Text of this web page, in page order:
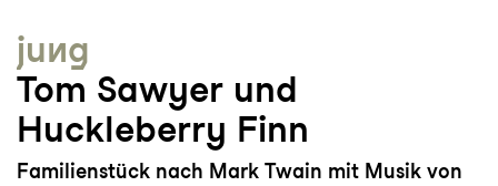
jung
Tom Sawyer und
Huckleberry Finn
Familienstück nach Mark Twain mit Musik von